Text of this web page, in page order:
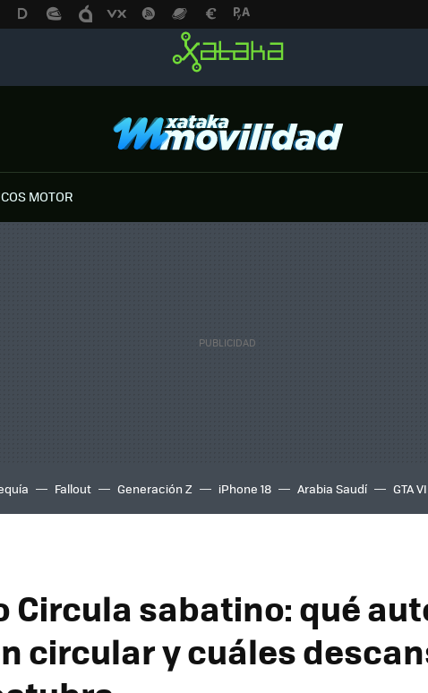
MOTOR
Fallout Generación Z iPhone 18 Arabia Saudí GTA VI
Circula sabatino: qué
circular y cuáles